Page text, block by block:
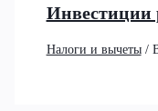
Инвестиции
Налоги и вычеты/